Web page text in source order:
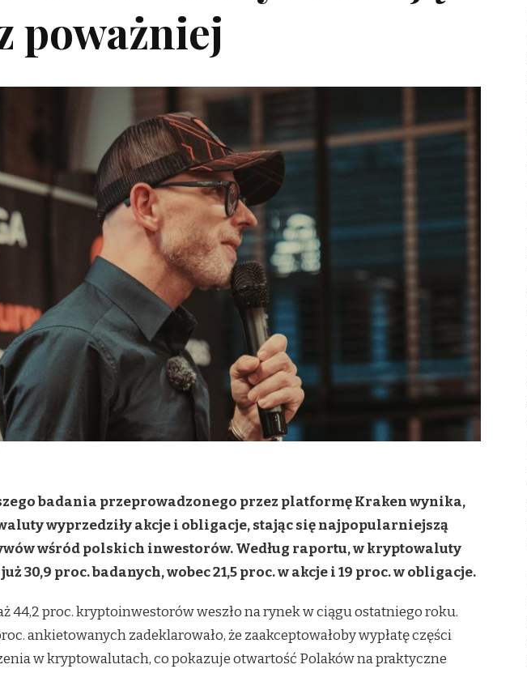
poważniej
badania przeprowadzonego przez platformę Kraken wynika,
wyprzedziły akcje i obligacje, stając się najpopularniejszą
wśród polskich inwestorów. Według raportu, w kryptowaluty
30,9 proc. badanych, wobec 21,5 proc. w akcje i 19 proc. w obligacje.
44,2 proc. kryptoinwestorów weszło na rynek w ciągu ostatniego roku.
ankietowanych zadeklarowało, że zaakceptowałoby wypłatę części
w kryptowalutach, co pokazuje otwartość Polaków na praktyczne